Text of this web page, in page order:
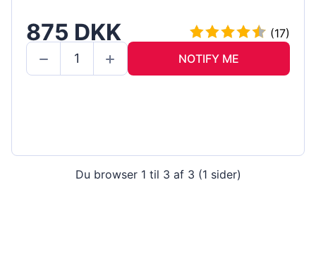
875 DKK
(17)
NOTIFY ME
Du browser 1 til 3 af 3 (1 sider)